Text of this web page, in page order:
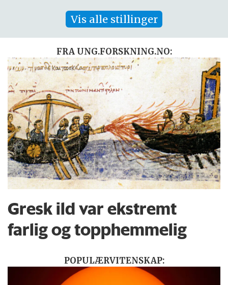
Vis alle stillinger
FRA UNG.FORSKNING.NO:
Gresk ild var ekstremt
farlig og topphemmelig
POPULÆRVITENSKAP: